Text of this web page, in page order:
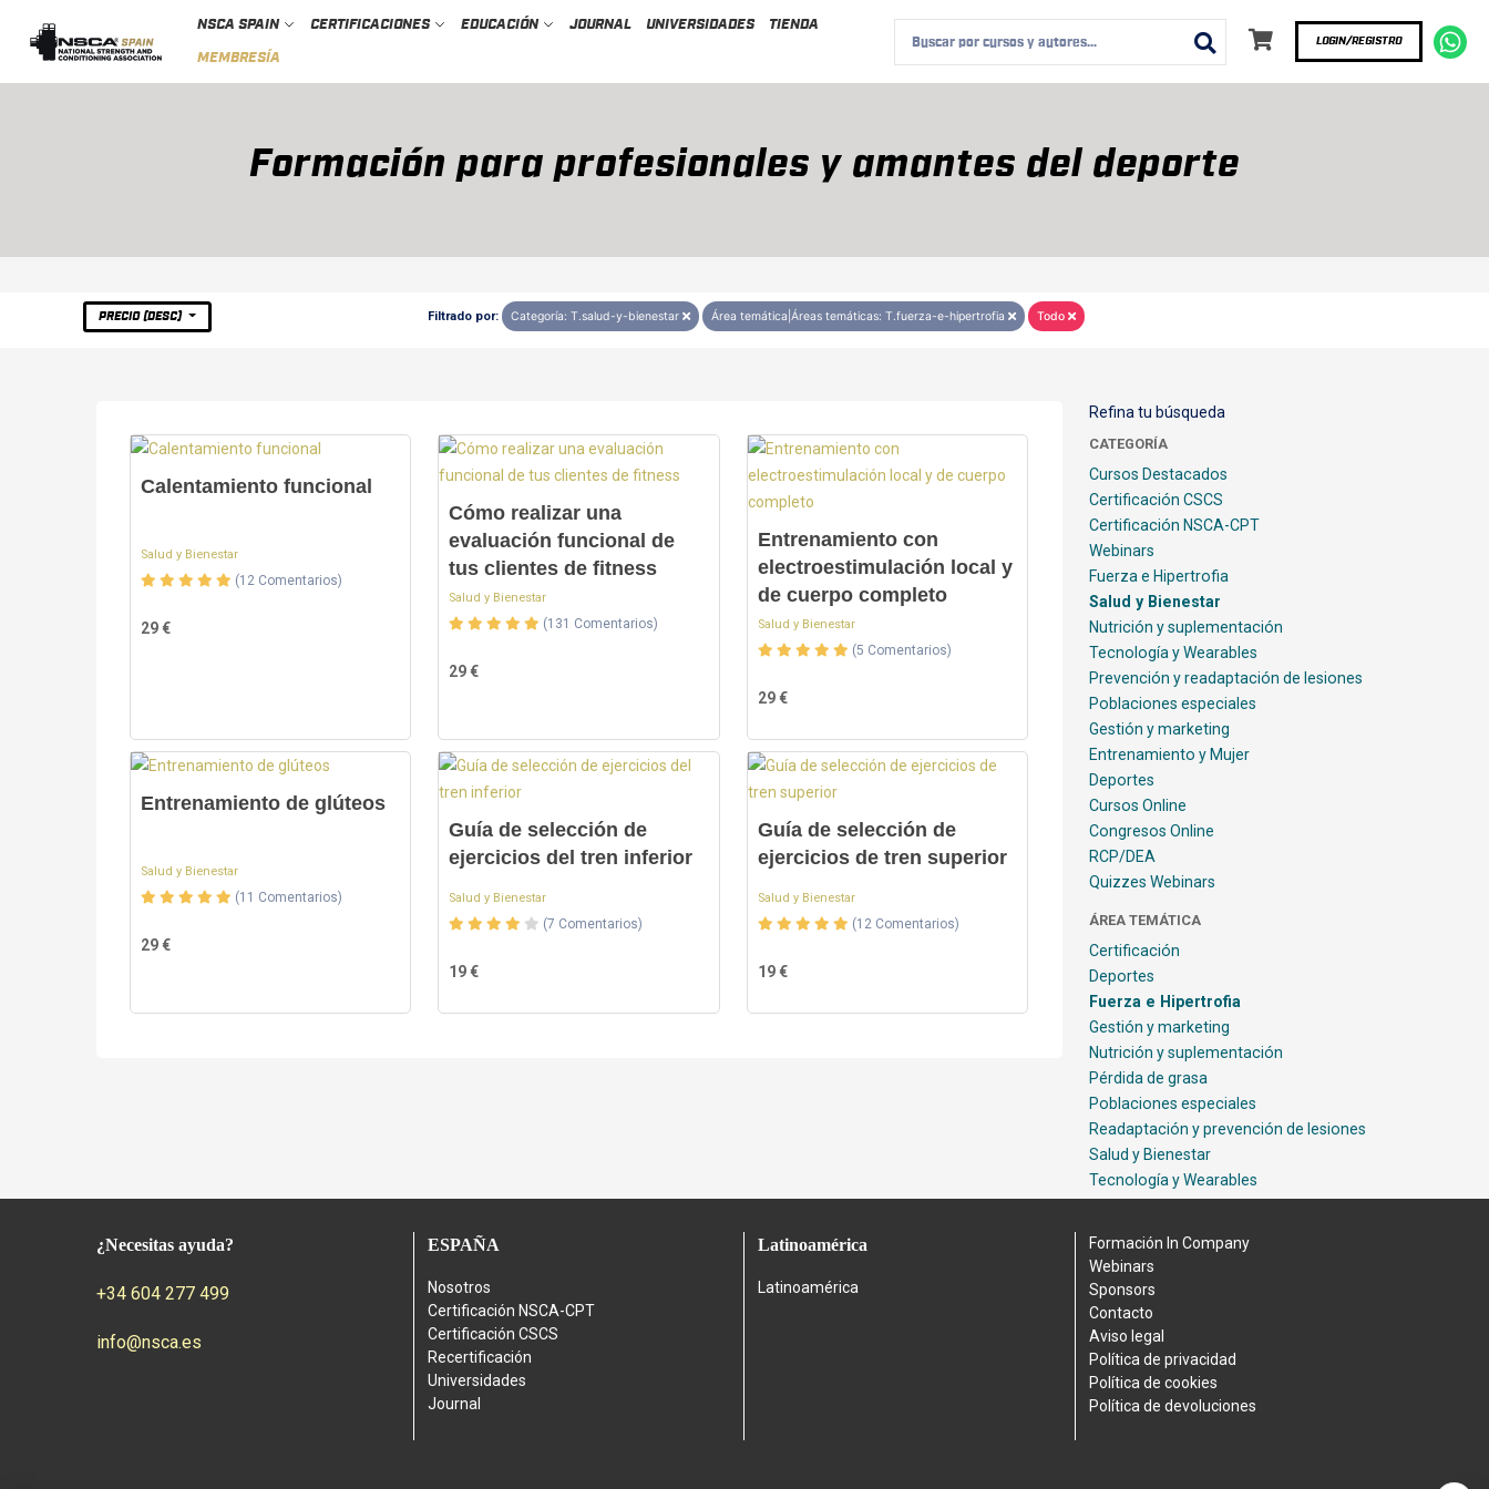
NSCA SPAIN CERTIFICACIONES EDUCACIÓN JOURNAL UNIVERSIDADES TIENDA
MEMBRESÍA
LOGIN/REGISTRO
Formación para profesionales y amantes del deporte
PRECIO (DESC) Filtrado por: Categoría: T.salud-y-bienestar Área temática|Áreas temáticas: T.fuerza-e-hipertrofia Todo
Calentamiento funcional
Salud y Bienestar
(12 Comentarios)
29 €
Cómo realizar una
evaluación funcional de
tus clientes de fitness
Salud y Bienestar
(131 Comentarios)
29 €
Entrenamiento con
electroestimulación local y
de cuerpo completo
Salud y Bienestar
(5 Comentarios)
29 €
Entrenamiento de glúteos
Salud y Bienestar
(11 Comentarios)
29 €
Guía de selección de
ejercicios del tren inferior
Salud y Bienestar
(7 Comentarios)
19 €
Guía de selección de
ejercicios de tren superior
Salud y Bienestar
(12 Comentarios)
19 €
Refina tu búsqueda
CATEGORÍA
Cursos Destacados
Certificación CSCS
Certificación NSCA-CPT
Webinars
Fuerza e Hipertrofia
Salud y Bienestar
Nutrición y suplementación
Tecnología y Wearables
Prevención y readaptación de lesiones
Poblaciones especiales
Gestión y marketing
Entrenamiento y Mujer
Deportes
Cursos Online
Congresos Online
RCP/DEA
Quizzes Webinars
ÁREA TEMÁTICA
Certificación
Deportes
Fuerza e Hipertrofia
Gestión y marketing
Nutrición y suplementación
Pérdida de grasa
Poblaciones especiales
Readaptación y prevención de lesiones
Salud y Bienestar
Tecnología y Wearables
¿Necesitas ayuda?
+34 604 277 499
info@nsca.es
ESPAÑA
Nosotros
Certificación NSCA-CPT
Certificación CSCS
Recertificación
Universidades
Journal
Latinoamérica
Latinoamérica
Formación In Company
Webinars
Sponsors
Contacto
Aviso legal
Política de privacidad
Política de cookies
Política de devoluciones